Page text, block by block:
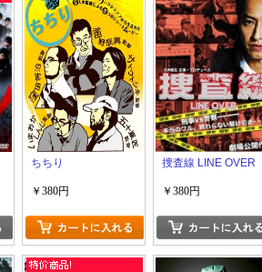
ちちり
￥380円
捜査線 LINE OVER
￥380円